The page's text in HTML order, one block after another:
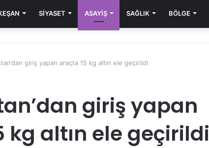
SIYASET ASAYIŞ SAĞLIK BÖLGE
giriş yapan araçta 15 kg altın ele geçirildi
giriş yapan
kg altın ele geçirildi